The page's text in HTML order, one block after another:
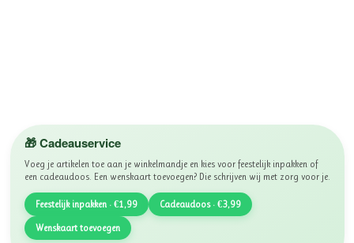
🎁 Cadeauservice
Voeg je artikelen toe aan je winkelmandje en kies voor feestelijk inpakken of
een cadeaudoos. Een wenskaart toevoegen? Die schrijven wij met zorg voor je.
Feestelijk inpakken · €1,99 Cadeaudoos · €3,99
Wenskaart toevoegen